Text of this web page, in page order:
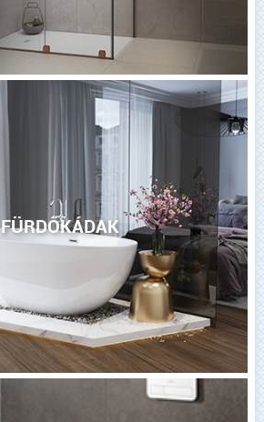
FÜRDŐKÁDAK